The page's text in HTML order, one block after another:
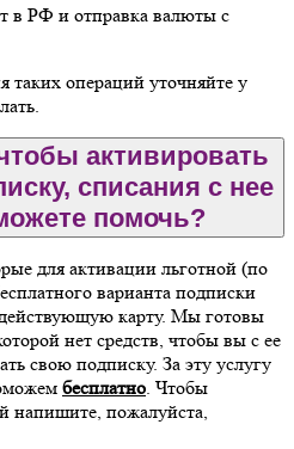
в РФ и отправка валюты с
таких операций уточняйте у
активировать
списания с нее
помочь?
для активации льготной (по
варианта подписки
действующую карту. Мы готовы
нет средств, чтобы вы с ее
свою подписку. За эту услугу
бесплатно. Чтобы
напишите, пожалуйста,